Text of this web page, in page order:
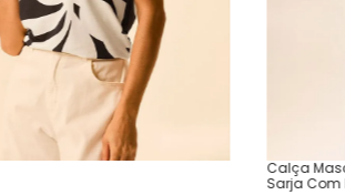
Calça
Sarja Com